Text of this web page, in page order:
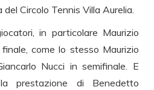
Circolo Tennis Villa Aurelia.
in particolare Maurizio
come lo stesso Maurizio
Nucci in semifinale. E
prestazione di Benedetto